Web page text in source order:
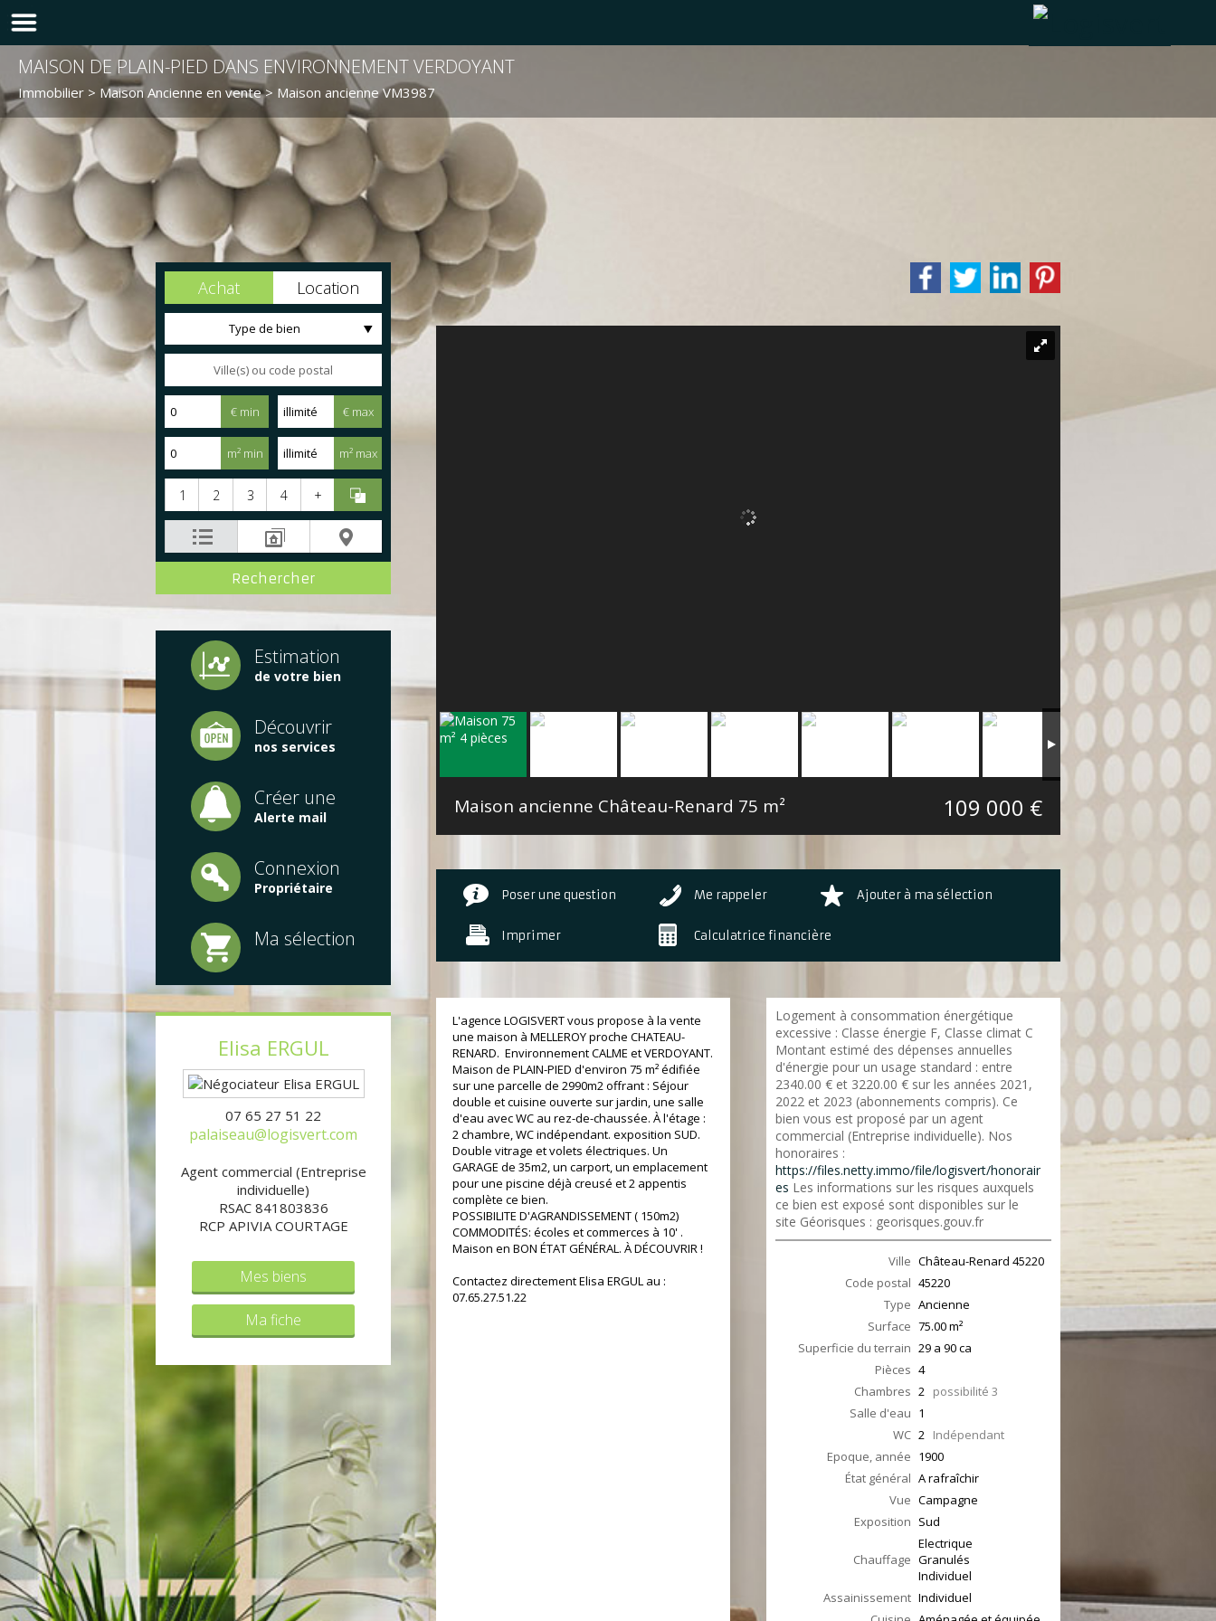
MAISON DE PLAIN-PIED DANS ENVIRONNEMENT VERDOYANT
Immobilier > Maison Ancienne en vente> Maison ancienne VM3987
Achat Location
Type de bien
€ min € max
m² min m² max
1 2 3 4 +
Estimation
de votre bien
Découvrir
nos services
Créer une
Alerte mail
Connexion
Propriétaire
Ma sélection
Elisa ERGUL
07 65 27 51 22
palaiseau@logisvert.com
Agent commercial (Entreprise
individuelle)
RSAC 841803836
RCP APIVIA COURTAGE
Mes biens
Ma fiche
Maison ancienne Château-Renard 75 m² 109 000 €
Poser une question Me rappeler Ajouter à ma sélection
Imprimer Calculatrice financière
L'agence LOGISVERT vous propose à la vente
une maison à MELLEROY proche CHATEAU-
RENARD. Environnement CALME et VERDOYANT.
Maison de PLAIN-PIED d'environ 75 m² édifiée
sur une parcelle de 2990m2 offrant : Séjour
double et cuisine ouverte sur jardin, une salle
d'eau avec WC au rez-de-chaussée. À l'étage :
2 chambre, WC indépendant. exposition SUD.
Double vitrage et volets électriques. Un
GARAGE de 35m2, un carport, un emplacement
pour une piscine déjà creusé et 2 appentis
complète ce bien.
POSSIBILITE D'AGRANDISSEMENT ( 150m2)
COMMODITÉS: écoles et commerces à 10' .
Maison en BON ÉTAT GÉNÉRAL. À DÉCOUVRIR !
Contactez directement Elisa ERGUL au :
07.65.27.51.22
Logement à consommation énergétique
excessive : Classe énergie F, Classe climat C
Montant estimé des dépenses annuelles
d'énergie pour un usage standard : entre
2340.00 € et 3220.00 € sur les années 2021,
2022 et 2023 (abonnements compris). Ce
bien vous est proposé par un agent
commercial (Entreprise individuelle). Nos
honoraires :
https://files.netty.immo/file/logisvert/honorair
es Les informations sur les risques auxquels
ce bien est exposé sont disponibles sur le
site Géorisques : georisques.gouv.fr
Ville Château-Renard 45220
Code postal 45220
Type Ancienne
Surface 75.00m²
Superficie du terrain 29 a 90 ca
Pièces 4
Chambres 2 possibilité 3
Salle d'eau 1
WC 2 Indépendant
Epoque, année 1900
État général A rafraîchir
Vue Campagne
Exposition Sud
Chauffage
Electrique
Granulés
Individuel
Assainissement Individuel